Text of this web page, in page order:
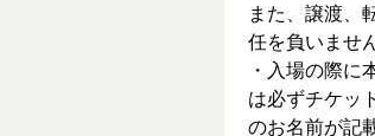
また、譲渡、
任を負いません
・入場の際に
は必ずチケッ
のお名前が記